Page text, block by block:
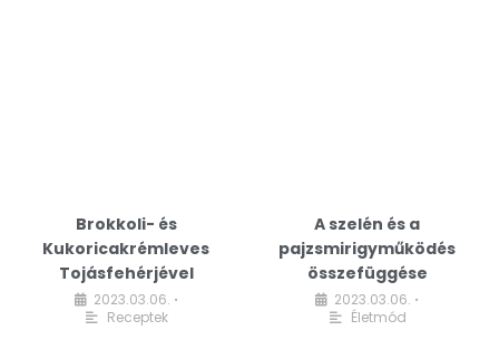
Brokkoli- és
Kukoricakrémleves
Tojásfehérjével
2023.03.06. •
Receptek
A szelén és a
pajzsmirigyműködés
összefüggése
2023.03.06. •
Életmód